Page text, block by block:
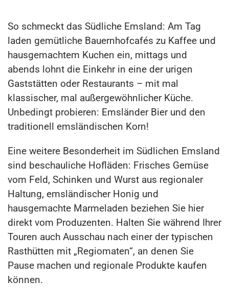
So schmeckt das Südliche Emsland: Am Tag
laden gemütliche Bauernhofcafés zu Kaffee und
hausgemachtem Kuchen ein, mittags und
abends lohnt die Einkehr in eine der urigen
Gaststätten oder Restaurants – mit mal
klassischer, mal außergewöhnlicher Küche.
Unbedingt probieren: Emsländer Bier und den
traditionell emsländischen Korn!
Eine weitere Besonderheit im Südlichen Emsland
sind beschauliche Hofläden: Frisches Gemüse
vom Feld, Schinken und Wurst aus regionaler
Haltung, emsländischer Honig und
hausgemachte Marmeladen beziehen Sie hier
direkt vom Produzenten. Halten Sie während Ihrer
Touren auch Ausschau nach einer der typischen
Rasthütten mit „Regiomaten“, an denen Sie
Pause machen und regionale Produkte kaufen
können.